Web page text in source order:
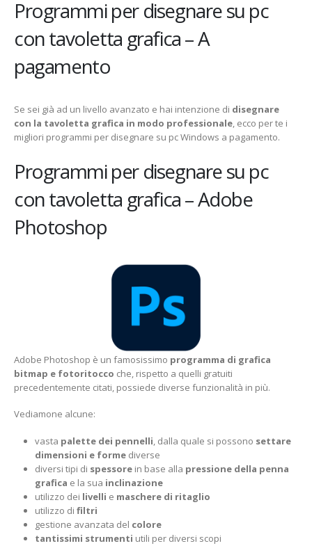
Programmi per disegnare su pc
con tavoletta grafica – A
pagamento
Se sei già ad un livello avanzato e hai intenzione di disegnare
con la tavoletta grafica in modo professionale, ecco per te i
migliori programmi per disegnare su pc Windows a pagamento.
Programmi per disegnare su pc
con tavoletta grafica – Adobe
Photoshop
Adobe Photoshop è un famosissimo programma di grafica
bitmap e fotoritocco che, rispetto a quelli gratuiti
precedentemente citati, possiede diverse funzionalità in più.
Vediamone alcune:
vasta palette dei pennelli, dalla quale si possono settare
dimensioni e formediverse
diversi tipi di spessorein base alla pressione della penna
grafica e la sua inclinazione
utilizzo dei livelli e maschere di ritaglio
utilizzo di filtri
gestione avanzata del colore
tantissimi strumenti utili per diversi scopi